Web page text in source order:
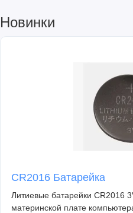
Новинки
CR2016 Батарейка
Литиевые батарейки CR2016
материнской плате